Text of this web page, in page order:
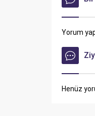
Yorum
Henüz